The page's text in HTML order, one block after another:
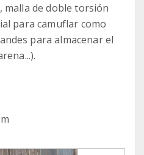
malla de doble torsión
para camuflar como
para almacenar el